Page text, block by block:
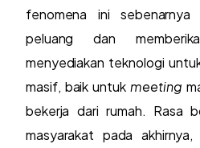
fenomena ini
peluang dan
menyediakan teknologi
masif, baik untukmeeting
bekerja dari rumah. Rasa
masyarakat pada